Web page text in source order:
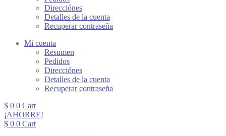
Direcciónes
Detalles de la cuenta
Recuperar contraseña
Mi cuenta
Resumen
Pedidos
Direcciónes
Detalles de la cuenta
Recuperar contraseña
$ 0 0 Cart
¡AHORRE!
$ 0 0 Cart